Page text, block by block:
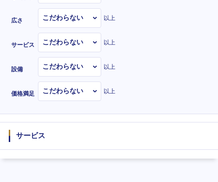
広さ 以上
サービス 以上
設備 以上
価格満足 以上
サービス